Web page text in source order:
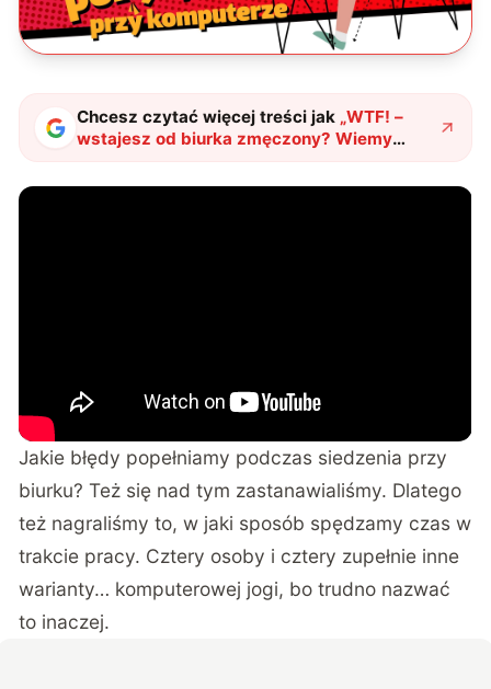
Chcesz czytać więcej treści jak „WTF! –
wstajesz od biurka zmęczony? Wiemy
dlaczego tak się dzieje"?
Jakie błędy popełniamy podczas siedzenia przy
biurku? Też się nad tym zastanawialiśmy. Dlatego
też nagraliśmy to, w jaki sposób spędzamy czas w
trakcie pracy. Cztery osoby i cztery zupełnie inne
warianty… komputerowej jogi, bo trudno nazwać
to inaczej.